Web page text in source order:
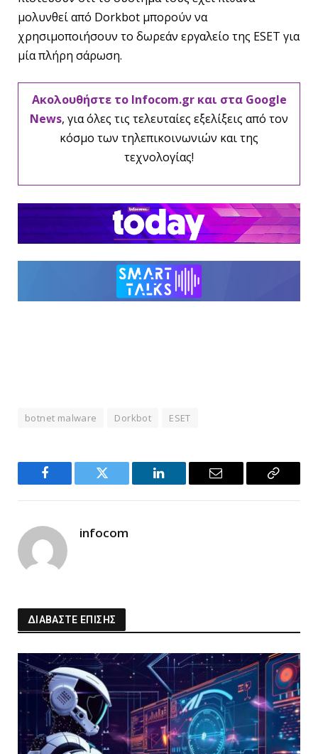
μολυνθεί από Dorkbot μπορούν να
χρησιμοποιήσουν το δωρεάν εργαλείο της ESET για
μία πλήρη σάρωση.
Ακολουθήστε το Infocom.gr και στα Google
News, για όλες τις τελευταίες εξελίξεις από τον
κόσμο των τηλεπικοινωνιών και της
τεχνολογίας!
botnet malware Dorkbot ESET
Facebook Twitter LinkedIn Email
Copy
infocom
ΔΙΑΒΑΣΤΕ ΕΠΙΣΗΣ